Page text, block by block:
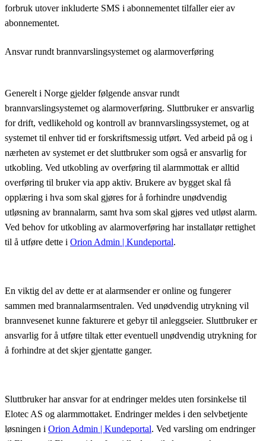
forbruk utover inkluderte SMS i abonnementet tilfaller eier av
abonnementet.
Ansvar rundt brannvarslingsystemet og alarmoverføring
Generelt i Norge gjelder følgende ansvar rundt
brannvarslingsystemet og alarmoverføring. Sluttbruker er ansvarlig
for drift, vedlikehold og kontroll av brannvarslingssystemet, og at
systemet til enhver tid er forskriftsmessig utført. Ved arbeid på og i
nærheten av systemet er det sluttbruker som også er ansvarlig for
utkobling. Ved utkobling av overføring til alarmmottak er alltid
overføring til bruker via app aktiv. Brukere av bygget skal få
opplæring i hva som skal gjøres for å forhindre unødvendig
utløsning av brannalarm, samt hva som skal gjøres ved utløst alarm.
Ved behov for utkobling av alarmoverføring har installatør rettighet
til å utføre dette i Orion Admin | Kundeportal.
En viktig del av dette er at alarmsender er online og fungerer
sammen med brannalarmsentralen. Ved unødvendig utrykning vil
brannvesenet kunne fakturere et gebyr til anleggseier. Sluttbruker er
ansvarlig for å utføre tiltak etter eventuell unødvendig utrykning for
å forhindre at det skjer gjentatte ganger.
Sluttbruker har ansvar for at endringer meldes uten forsinkelse til
Elotec AS og alarmmottaket. Endringer meldes i den selvbetjente
løsningen i Orion Admin | Kundeportal. Ved varsling om endringer